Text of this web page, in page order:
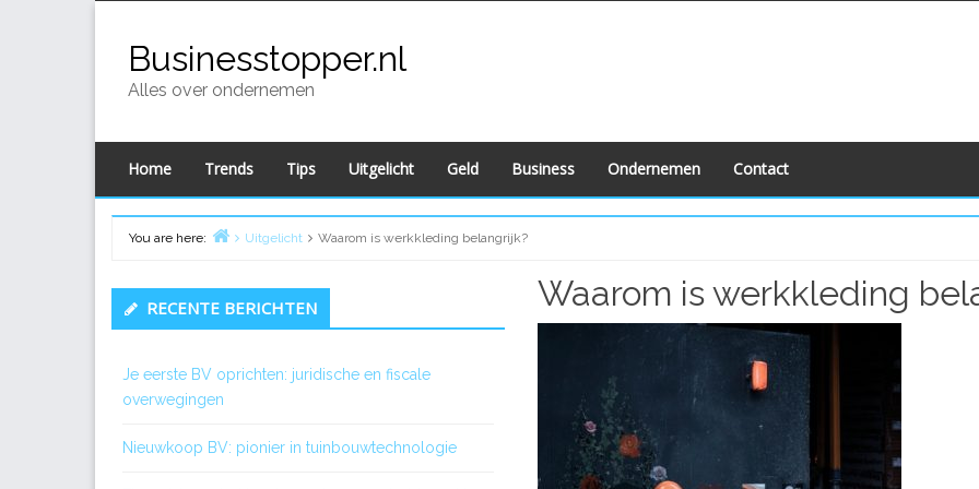
contentBusinesstopper.nl
Alles over ondernemen
Home Trends Tips Uitgelicht Geld Business Ondernemen Contact
You are here:
Uitgelicht Waarom is werkkleding belangrijk?
Primary
Sidebar
RECENTE BERICHTEN
Je eerste BV oprichten: juridische en fiscale
overwegingen
Nieuwkoop BV: pionier in tuinbouwtechnologie
Waarom is werkkleding